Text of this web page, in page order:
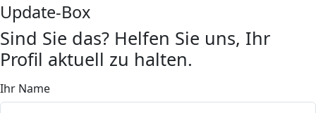
Update-Box
Sind Sie das? Helfen Sie uns, Ihr
Profil aktuell zu halten.
Ihr Name